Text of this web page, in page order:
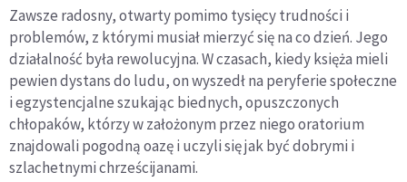
Zawsze radosny, otwarty pomimo tysięcy trudności i
problemów, z którymi musiał mierzyć się na co dzień. Jego
działalność była rewolucyjna. W czasach, kiedy księża mieli
pewien dystans do ludu, on wyszedł na peryferie społeczne
i egzystencjalne szukając biednych, opuszczonych
chłopaków, którzy w założonym przez niego oratorium
znajdowali pogodną oazę i uczyli się jak być dobrymi i
szlachetnymi chrześcijanami.